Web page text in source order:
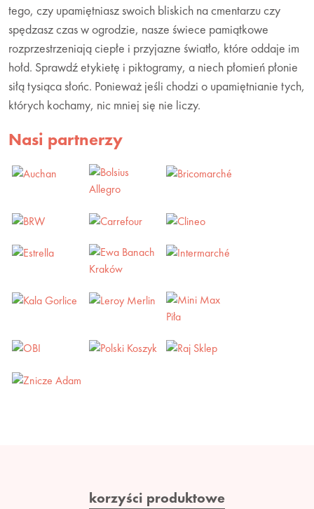
tego, czy upamiętniasz swoich bliskich na cmentarzu czy
spędzasz czas w ogrodzie, nasze świece pamiątkowe
rozprzestrzeniają ciepłe i przyjazne światło, które oddaje im
hołd. Sprawdź etykietę i piktogramy, a niech płomień płonie
siłą tysiąca słońc. Ponieważ jeśli chodzi o upamiętnianie tych,
których kochamy, nic mniej się nie liczy.
Nasi partnerzy
korzyści produktowe